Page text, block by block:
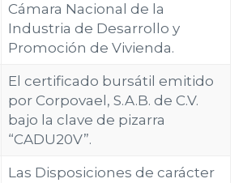
Cámara Nacional de la
Industria de Desarrollo y
Promoción de Vivienda.
El certificado bursátil emitido
por Corpovael, S.A.B. de C.V.
bajo la clave de pizarra
“CADU20V”.
Las Disposiciones de carácter